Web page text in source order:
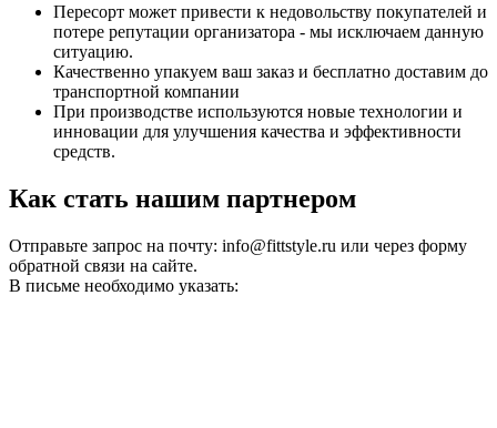
Пересорт может привести к недовольству покупателей и
потере репутации организатора - мы исключаем данную
ситуацию.
Качественно упакуем ваш заказ и бесплатно доставим до
транспортной компании
При производстве используются новые технологии и
инновации для улучшения качества и эффективности
средств.
Как стать нашим партнером
Отправьте запрос на почту: info@fittstyle.ru или через форму
обратной связи на сайте.
В письме необходимо указать: